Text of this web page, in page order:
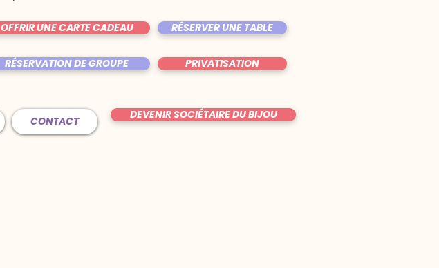
OFFRIR UNE CARTE CADEAU RÉSERVER UNE TABLE
RÉSERVATION DE GROUPE PRIVATISATION
CONTACT DEVENIR SOCIÉTAIRE DU BIJOU